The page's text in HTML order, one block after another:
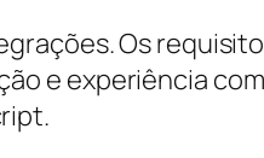
Os
e experiência